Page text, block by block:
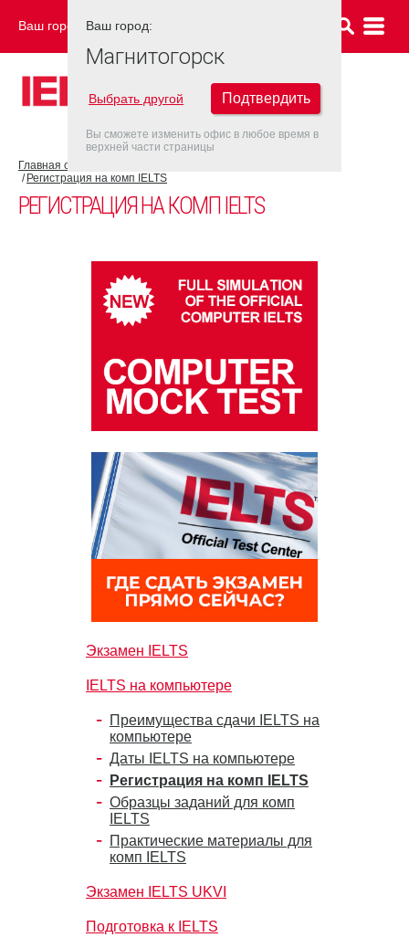
Ваш город: МАГНИТОГОРСК
Главная страница
Регистрация на комп IELTS
РЕГИСТРАЦИЯ НА КОМП IELTS
Экзамен IELTS
IELTS на компьютере
Преимущества сдачи IELTS на
компьютере
Даты IELTS на компьютере
Регистрация на комп IELTS
Образцы заданий для комп
IELTS
Практические материалы для
комп IELTS
Экзамен IELTS UKVI
Подготовка к IELTS
Ваш город:
Магнитогорск
Выбрать другой Подтвердить
Вы сможете изменить офис в любое время в
верхней части страницы